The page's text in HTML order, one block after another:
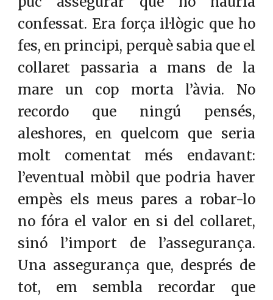
confessat. Era força il·lògic que ho
fes, en principi, perquè sabia que el
collaret passaria a mans de la
mare un cop morta l’àvia. No
recordo que ningú pensés,
aleshores, en quelcom que seria
molt comentat més endavant:
l’eventual mòbil que podria haver
empès els meus pares a robar-lo
no fóra el valor en si del collaret,
sinó l’import de l’assegurança.
Una assegurança que, després de
tot, em sembla recordar que